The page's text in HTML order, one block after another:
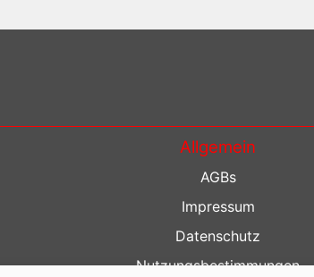
Allgemein
AGBs
Impressum
Datenschutz
Nutzungsbestimmungen